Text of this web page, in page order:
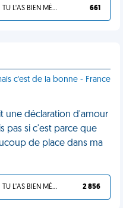
TU L'AS BIEN MÉRITÉ 661
c'est de la bonne - France
une déclaration d'amour
pas si c'est parce que
de place dans ma
TU L'AS BIEN MÉRITÉ 2 856